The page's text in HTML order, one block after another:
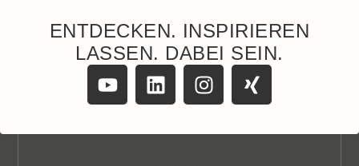
ENTDECKEN. INSPIRIEREN
LASSEN. DABEI SEIN.